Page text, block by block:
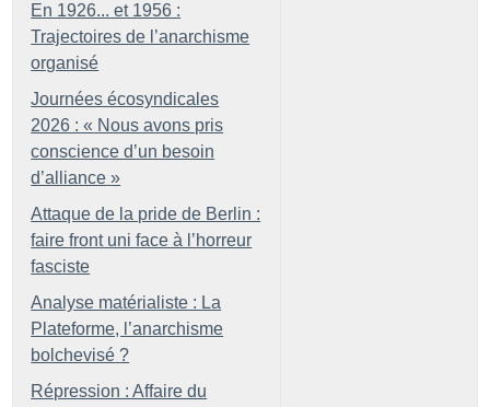
En 1926... et 1956 :
Trajectoires de l’anarchisme
organisé
Journées écosyndicales
2026 : « Nous avons pris
conscience d’un besoin
d’alliance »
Attaque de la pride de Berlin :
faire front uni face à l’horreur
fasciste
Analyse matérialiste : La
Plateforme, l’anarchisme
bolchevisé ?
Répression : Affaire du